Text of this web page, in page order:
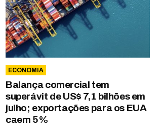
ECONOMIA
Balança comercial tem
superávit de US$ 7,1 bilhões em
julho; exportações para os EUA
caem 5%